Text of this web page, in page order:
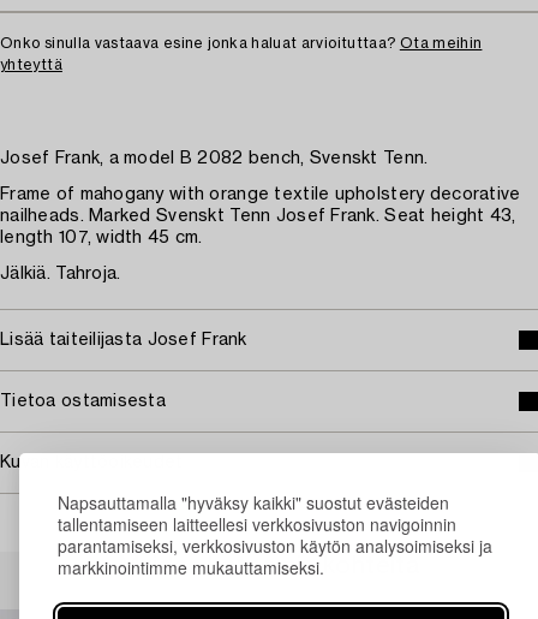
Napsauttamalla "hyväksy kaikki" suostut evästeiden
tallentamiseen laitteellesi verkkosivuston navigoinnin
parantamiseksi, verkkosivuston käytön analysoimiseksi ja
markkinointimme mukauttamiseksi.
Onko sinulla vastaava esine jonka haluat arvioituttaa? Ota meihin
yhteyttä
Josef Frank, a model B 2082 bench, Svenskt Tenn.
Frame of mahogany with orange textile upholstery decorative
nailheads. Marked Svenskt Tenn Josef Frank. Seat height 43,
length 107, width 45 cm.
Jälkiä. Tahroja.
Lisää taiteilijasta Josef Frank
Tietoa ostamisesta
Kuvan käyttöoikeudet
Muiden katsomia kohteita